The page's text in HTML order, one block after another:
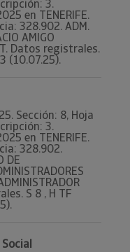
3.
en TENERIFE.
328.902. ADM.
AMIGO
Datos registrales.
(10.07.25).
Sección: 8, Hoja
3.
en TENERIFE.
328.902.
DE
S 8 , H TF